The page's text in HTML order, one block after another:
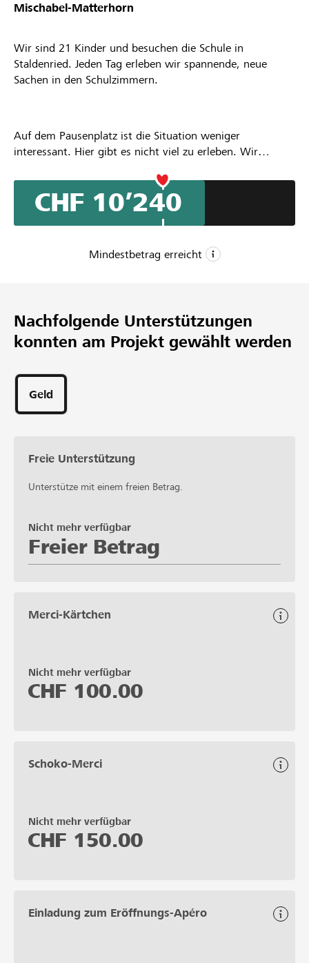
Mischabel-Matterhorn
Wir sind 21 Kinder und besuchen die Schule in
Staldenried. Jeden Tag erleben wir spannende, neue
Sachen in den Schulzimmern.
Auf dem Pausenplatz ist die Situation weniger
interessant. Hier gibt es nicht viel zu erleben. Wir
vieles mehr. Das ist in unserer jetzigen Situation schlecht
möglich, da uns nur wenige Spielsachen zur Verfügung
stehen.CHF 10’240
Mindestbetrag erreicht
CHF 15’000
Wunschbetrag
Unterstützungen
Nachfolgende Unterstützungen
konnten am Projekt gewählt werden
Geld
Freie Unterstützung
Unterstütze mit einem freien Betrag.
Freier Betrag
Nicht mehr verfügbar
Merci-Kärtchen
Nicht mehr verfügbar
CHF 100.00
Schoko-Merci
Nicht mehr verfügbar
CHF 150.00
Einladung zum Eröffnungs-Apéro